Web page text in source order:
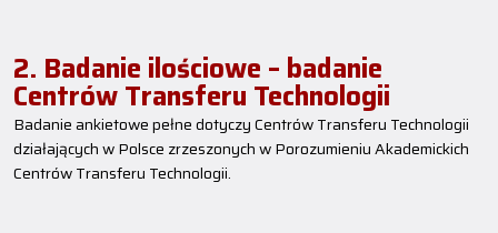
2. Badanie ilościowe – badanie
Centrów Transferu Technologii
Badanie ankietowe pełne dotyczy Centrów Transferu Technologii
działających w Polsce zrzeszonych w Porozumieniu Akademickich
Centrów Transferu Technologii.